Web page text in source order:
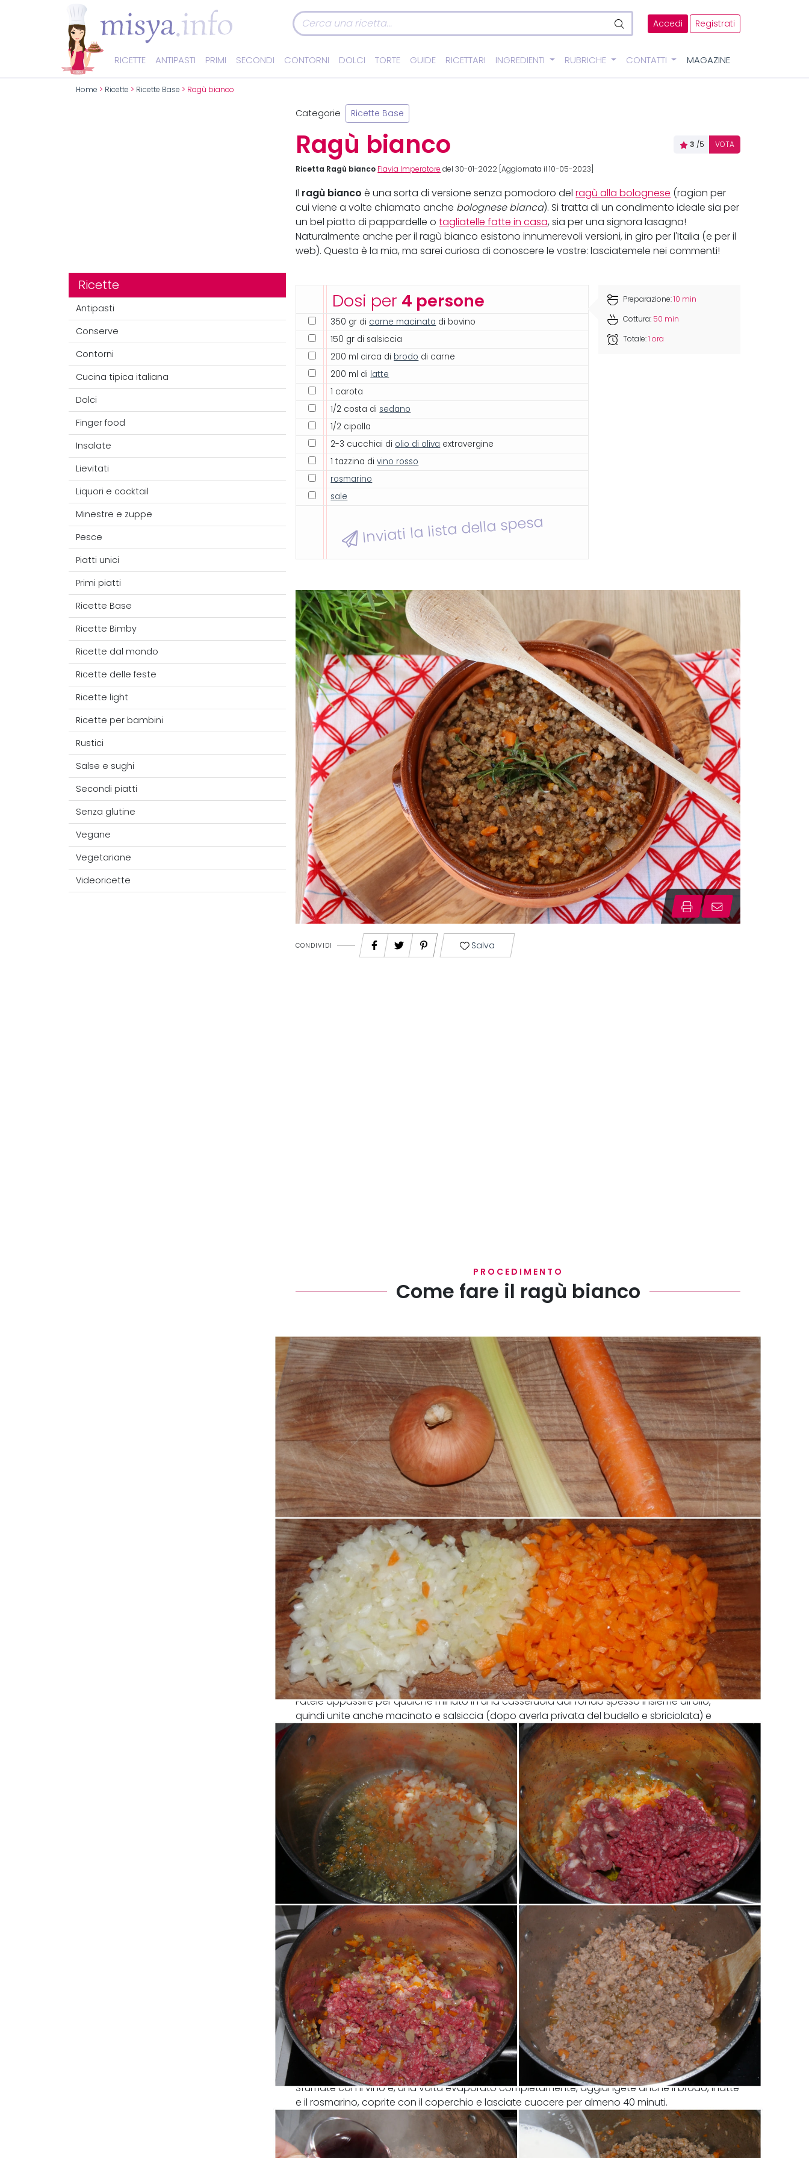
Accedi Registrati
RICETTE ANTIPASTI PRIMI SECONDI CONTORNI DOLCI TORTE GUIDE RICETTARI INGREDIENTI RUBRICHE CONTATTI MAGAZINE
Home > Ricette > Ricette Base > Ragù bianco
Ricette
Antipasti
Conserve
Contorni
Cucina tipica italiana
Dolci
Finger food
Insalate
Lievitati
Liquori e cocktail
Minestre e zuppe
Pesce
Piatti unici
Primi piatti
Ricette Base
Ricette Bimby
Ricette dal mondo
Ricette delle feste
Ricette light
Ricette per bambini
Rustici
Salse e sughi
Secondi piatti
Senza glutine
Vegane
Vegetariane
Videoricette
Categorie Ricette Base
Ragù bianco 3 /5 VOTA
Ricetta Ragù bianco Flavia Imperatore del 30-01-2022 [Aggiornata il 10-05-2023]
Il ragù bianco è una sorta di versione senza pomodoro delragù alla bolognese (ragion per
cui viene a volte chiamato anche bolognese bianca). Si tratta di un condimento ideale sia per
un bel piatto di pappardelle otagliatelle fatte in casa, sia per una signora lasagna!
Naturalmente anche per il ragù bianco esistono innumerevoli versioni, in giro per l'Italia (e per il
web). Questa è la mia, ma sarei curiosa di conoscere le vostre: lasciatemele nei commenti!
Dosi per 4 persone
350 gr di carne macinata di bovino
150 gr di salsiccia
200 ml circa di brodo di carne
200 ml di latte
1 carota
1/2 costa di sedano
1/2 cipolla
2-3 cucchiai di olio di oliva extravergine
1 tazzina divino rosso
rosmarino
sale
Inviati la lista della spesa
Preparazione:10 min
Cottura: 50 min
Totale:1 ora
CONDIVIDI Salva
PROCEDIMENTO
Come fare il ragù bianco
Innanzitutto mondate e tritate carota, sedano e cipolla.
Fatele appassire per qualche minuto in una casseruola dal fondo spesso insieme all'olio,
quindi unite anche macinato e salsiccia (dopo averla privata del budello e sbriciolata) e
lasciate insaporire.
Sfumate con il vino e, una volta evaporato completamente, aggiungete anche il brodo, il latte
e il rosmarino, coprite con il coperchio e lasciate cuocere per almeno 40 minuti.
A fine cottura aggiustate di sale e lasciate restringere senza coperchio a fiamma vivace.